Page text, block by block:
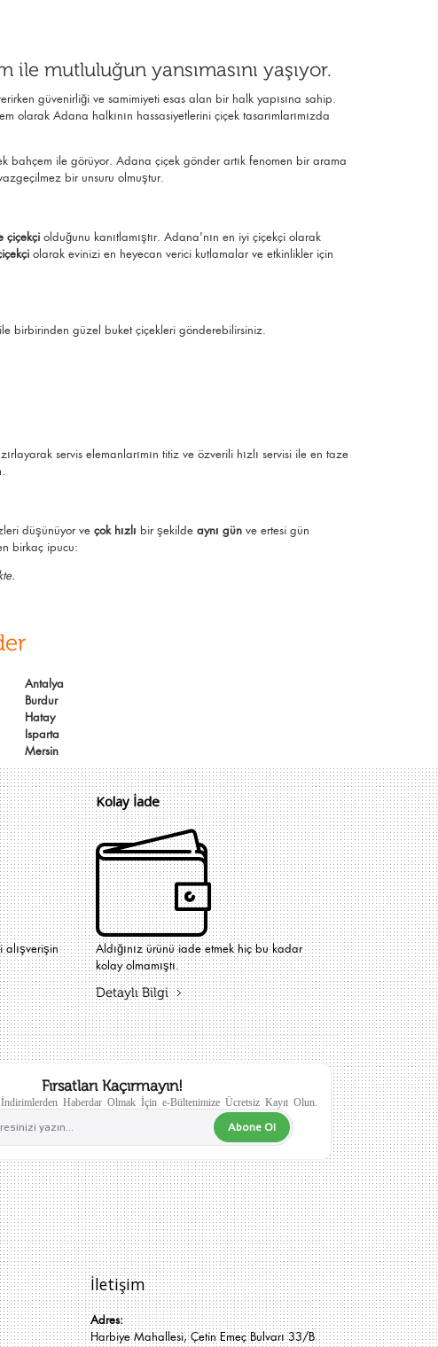
mutluluğun yansımasını yaşıyor.
güvenirliği ve samimiyeti esas alan bir halk yapısına sahip.
Adana halkının hassasiyetlerini çiçek tasarımlarımızda
bahçem ile görüyor. Adana çiçek gönder artık fenomen bir arama
bir unsuru olmuştur.
çiçekçi olduğunu kanıtlamıştır. Adana'nın en iyi çiçekçi olarak
olarak evinizi en heyecan verici kutlamalar ve etkinlikler için
birbirinden güzel buket çiçekleri gönderebilirsiniz.
servis elemanlarımın titiz ve özverili hızlı servisi ile en taze
düşünüyor ve çok hızlı bir şekilde aynı gün ve ertesi gün
birkaç ipucu:
Antalya
Burdur
Hatay
Isparta
Mersin
alışverişin
Kolay İade
Aldığınız ürünü iade etmek hiç bu kadar
kolay olmamıştı.
Detaylı Bilgi
Fırsatları Kaçırmayın!
Haberdar Olmak İçin e-Bültenimize Ücretsiz Kayıt Olun.
Abone Ol
İletişim
Adres:
Harbiye Mahallesi, Çetin Emeç Bulvarı 33/B